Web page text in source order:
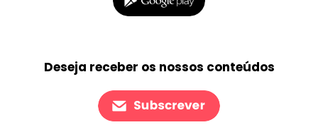
Deseja receber os nossos conteúdos